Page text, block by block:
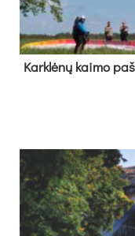
Kark­lė­nų kai­mo